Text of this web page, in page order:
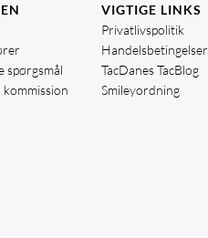
spørgsmål
VIGTIGE LINKS
Privatlivspolitik
Handelsbetingelser
TacDanes TacBlog
Smileyordning